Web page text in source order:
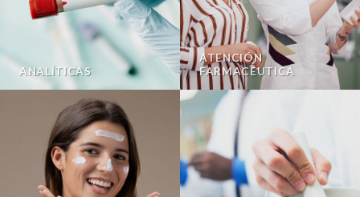
ANALÍTICAS
ATENCIÓN
FARMACÉUTICA